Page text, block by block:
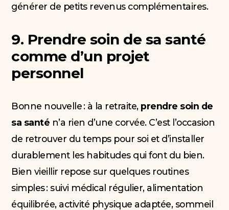
générer de petits revenus complémentaires.
9. Prendre soin de sa santé
comme d’un projet
personnel
Bonne nouvelle : à la retraite, prendre soin de
sa santé n’a rien d’une corvée. C’est l’occasion
de retrouver du temps pour soi et d’installer
durablement les habitudes qui font du bien.
Bien vieillir repose sur quelques routines
simples : suivi médical régulier, alimentation
équilibrée, activité physique adaptée, sommeil